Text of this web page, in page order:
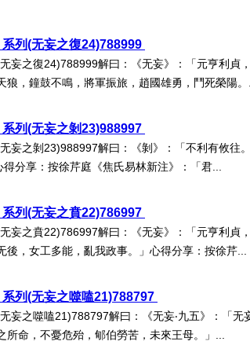
列(无妄之復24)788999
妄之復24)788999解曰：《无妄》：「元亨利貞
，鐘鼓不鳴，將軍振旅，趙國雄勇，鬥死榮陽。
列(无妄之剝23)988997
妄之剝23)988997解曰：《剝》：「不利有攸往
分享：按徐芹庭《焦氏易林新注》：「君...
列(无妄之賁22)786997
妄之賁22)786997解曰：《无妄》：「元亨利貞
，女工多能，亂我政事。」心得分享：按徐芹...
列(无妄之噬嗑21)788797
妄之噬嗑21)788797解曰：《无妄‧九五》：「无
命，不憂危殆，郇伯勞苦，未來王母。」...